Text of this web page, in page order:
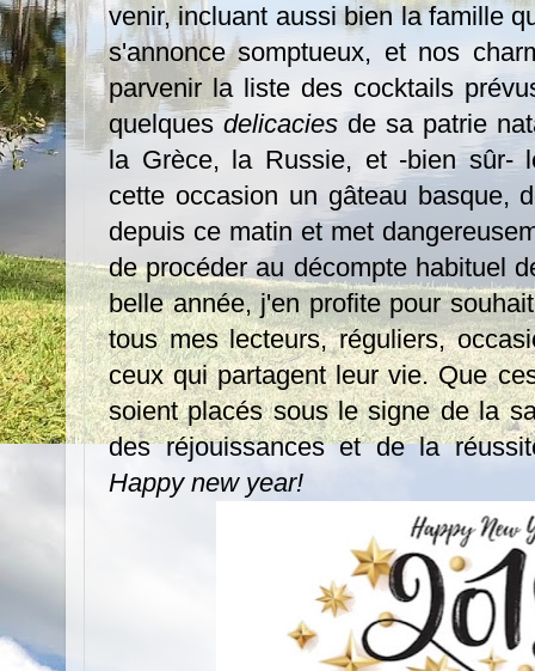
venir, incluant aussi bien la famille
s'annonce somptueux, et nos
parvenir la liste des cocktails
quelques delicacies de sa patrie
la Grèce, la Russie, et -bien sûr-
cette occasion un gâteau basque,
depuis ce matin et met
de procéder au décompte habituel
belle année, j'en profite pour
tous mes lecteurs, réguliers,
ceux qui partagent leur vie. Que
soient placés sous le signe de la
des réjouissances et de la
Happy new year!